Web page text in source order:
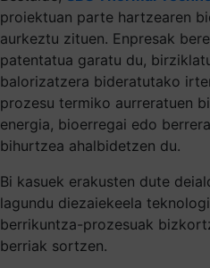
proiektuan parte hartzearen
aurkeztu zituen. Enpresak
patentatua garatu du,
balorizatzera bideratutako
prozesu termiko aurreratuen
energia, bioerregai edo
bihurtzea ahalbidetzen du.
Bi kasuek erakusten dute
lagundu diezaiekeela
berrikuntza-prozesuak
berriak sortzen.